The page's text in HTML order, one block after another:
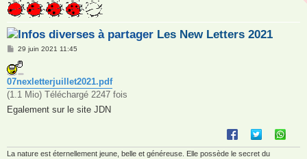
Les New Letters 2021
M
s
s
a
g
e
29 juin 2021 11:45
07nexletterjuillet2021.pdf
(1.1 Mio) Téléchargé 2247 fois
Egalement sur le site JDN
La nature est éternellement jeune, belle et généreuse. Elle possède le secret du